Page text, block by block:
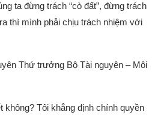
ta đừng trách “cò đất”, đừng trách
thì mình phải chịu trách nhiệm với
Thứ trưởng Bộ Tài nguyên – Môi
không? Tôi khẳng định chính quyền